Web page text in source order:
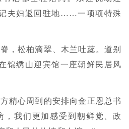
夫妇返回驻地……一项项特殊
，松柏滴翠、木兰吐蕊。道别
锦绣山迎宾馆一座朝鲜民居风
精心周到的安排向金正恩总书
，我们更加感受到朝鲜党、政